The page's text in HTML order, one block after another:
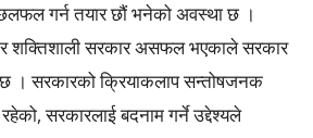
गर्न तयार छौं भनेको अवस्था छ ।
शक्तिशाली सरकार असफल भएकाले सरकार
। सरकारको क्रियाकलाप सन्तोषजनक
सरकारलाई बदनाम गर्ने उद्देश्यले